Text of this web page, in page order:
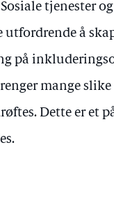
tjenester
utfordrende å
på
mange
Dette er et